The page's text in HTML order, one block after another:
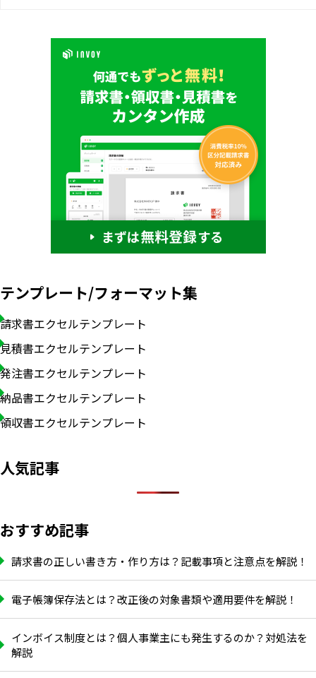
テンプレート/フォーマット集
請求書エクセルテンプレート
見積書エクセルテンプレート
発注書エクセルテンプレート
納品書エクセルテンプレート
領収書エクセルテンプレート
人気記事
おすすめ記事
請求書の正しい書き方・作り方は？記載事項と注意点を解説！
電子帳簿保存法とは？改正後の対象書類や適用要件を解説！
インボイス制度とは？個人事業主にも発生するのか？対処法を
解説